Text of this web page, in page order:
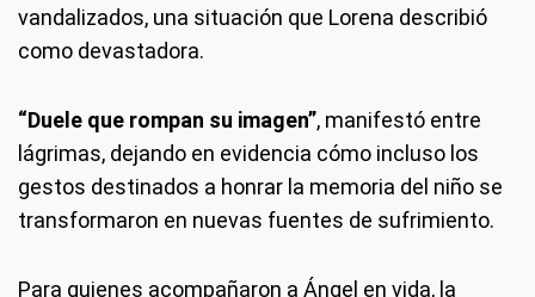
vandalizados, una situación que Lorena describió
como devastadora.
“Duele que rompan su imagen”, manifestó entre
lágrimas, dejando en evidencia cómo incluso los
gestos destinados a honrar la memoria del niño se
transformaron en nuevas fuentes de sufrimiento.
Para quienes acompañaron a Ángel en vida, la